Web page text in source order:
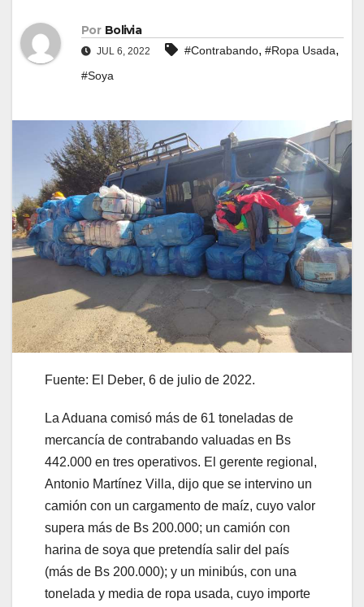
Por Bolivia
JUL 6, 2022 #Contrabando, #Ropa Usada,
#Soya
Fuente: El Deber, 6 de julio de 2022.
La Aduana comisó más de 61 toneladas de
mercancía de contrabando valuadas en Bs
442.000 en tres operativos. El gerente regional,
Antonio Martínez Villa, dijo que se intervino un
camión con un cargamento de maíz, cuyo valor
supera más de Bs 200.000; un camión con
harina de soya que pretendía salir del país
(más de Bs 200.000); y un minibús, con una
tonelada y media de ropa usada, cuyo importe